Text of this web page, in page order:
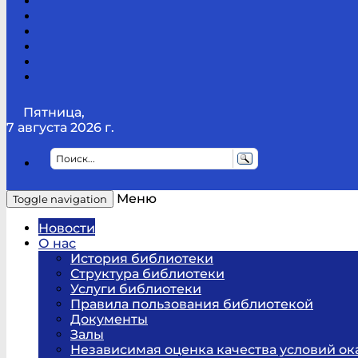
Пятница,
7 августа 2026 г.
Toggle navigation
Меню
Новости
О нас
История библиотеки
Структура библиотеки
Услуги библиотеки
Правила пользования библиотекой
Документы
Залы
Независимая оценка качества условий